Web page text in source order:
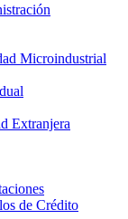
Microindustrial
Extranjera
de Crédito